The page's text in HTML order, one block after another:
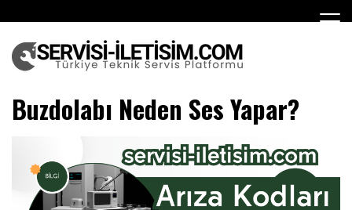
to
content
Teknik Servis
Buzdolabı Neden Ses Yapar?